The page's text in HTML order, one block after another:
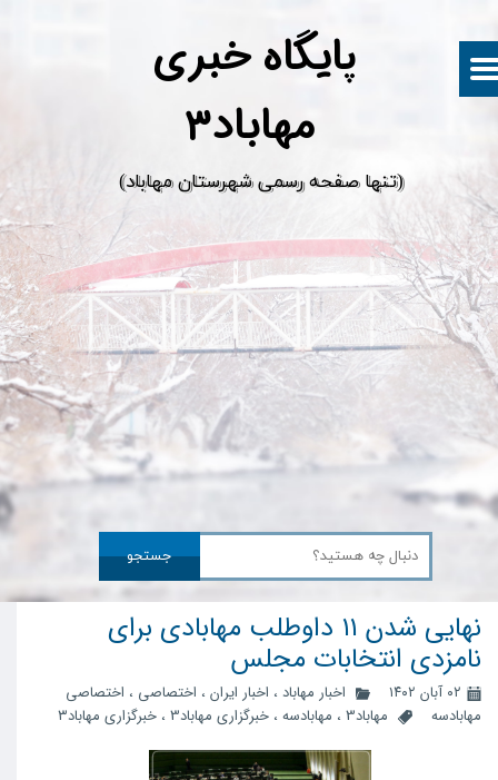
پایگاه خبری
​(تنها صفحه رسمی شهرستان مهاباد)
جستجو
نهایی شدن ۱۱ داوطلب مهابادی برای
نامزدی انتخابات مجلس
۰۲ آبان ۱۴۰۲ اخبار مهاباد ، اخبار ایران ، اختصاصی ، اختصاصی
مهابادسه
مهاباد3 ، مهابادسه ، خبرگزاری مهاباد3 ، خبرگزاری مهاباد۳